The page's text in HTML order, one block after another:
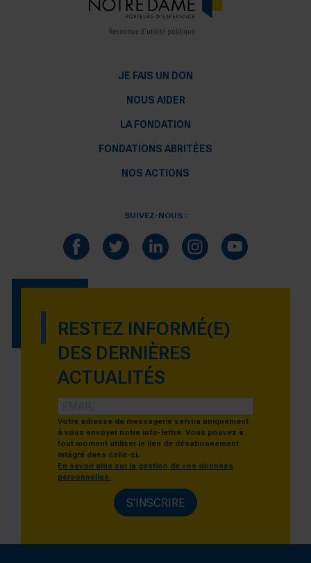
JE FAIS UN DON
NOUS AIDER
LA FONDATION
FONDATIONS ABRITÉES
NOS ACTIONS
SUIVEZ-NOUS :
RESTEZ INFORMÉ(E)
DES DERNIÈRES
ACTUALITÉS
Votre adresse de messagerie servira uniquement
à vous envoyer notre info-lettre. Vous pouvez à
tout moment utiliser le lien de désabonnement
intégré dans celle-ci.
En savoir plus sur la gestion de vos données
personnelles.
S'INSCRIRE